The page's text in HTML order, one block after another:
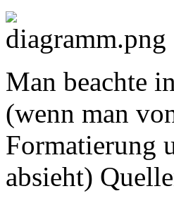
Man beachte
(wenn man
Formatierung
absieht)